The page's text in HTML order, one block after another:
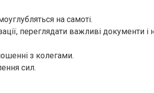
на самоті.
переглядати важливі документи і
з колегами.
сил.